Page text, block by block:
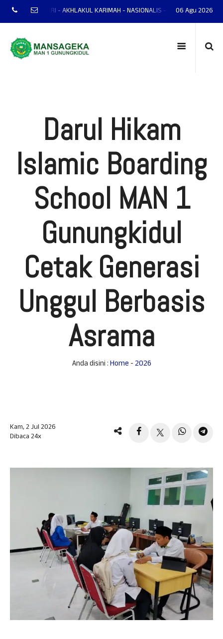
- MANDIRI - AKHLAKUL KARIMAH - NASIONALIS - TERAMPIL - ADAPTIF -
06 Agu 2026
Darul Hikam
Islamic Boarding
School MAN 1
Gunungkidul
Cetak Generasi
Unggul Berbasis
Asrama
Anda disini :Home -2026
Kam, 2 Jul 2026
Dibaca 24x